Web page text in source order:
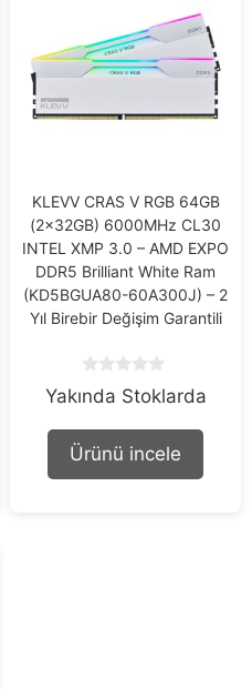
KLEVV CRAS V RGB 64GB
(2x32GB) 6000MHz CL30
INTEL XMP 3.0 – AMD EXPO
DDR5 Brilliant White Ram
(KD5BGUA80-60A300J) – 2
Yıl Birebir Değişim Garantili
o
o
f
Yakında Stoklarda
Ürünü incele